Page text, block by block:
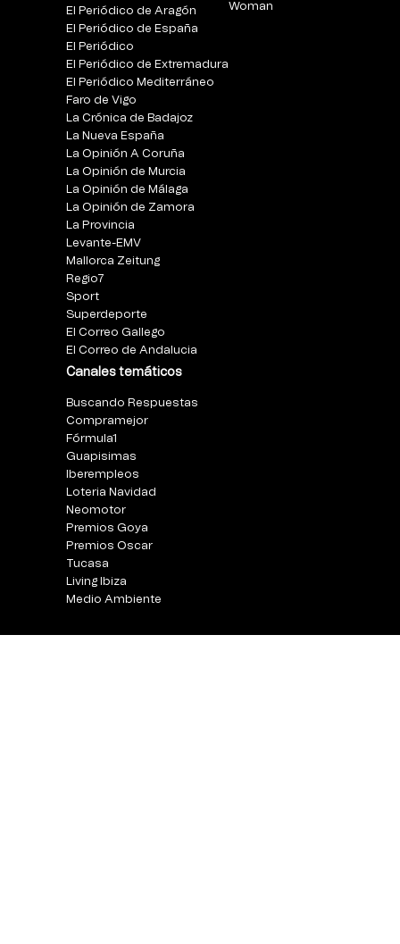
El Periódico de Aragón
El Periódico de España
El Periódico
El Periódico de Extremadura
El Periódico Mediterráneo
Faro de Vigo
La Crónica de Badajoz
La Nueva España
La Opinión A Coruña
La Opinión de Murcia
La Opinión de Málaga
La Opinión de Zamora
La Provincia
Levante-EMV
Mallorca Zeitung
Regio7
Sport
Superdeporte
El Correo Gallego
El Correo de Andalucia
Canales temáticos
Buscando Respuestas
Compramejor
Fórmula1
Guapisimas
Iberempleos
Loteria Navidad
Neomotor
Premios Goya
Premios Oscar
Tucasa
Living Ibiza
Medio Ambiente
Woman